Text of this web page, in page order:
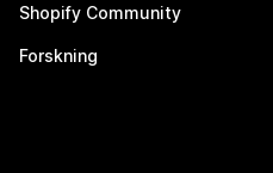
Shopify Community
Forskning